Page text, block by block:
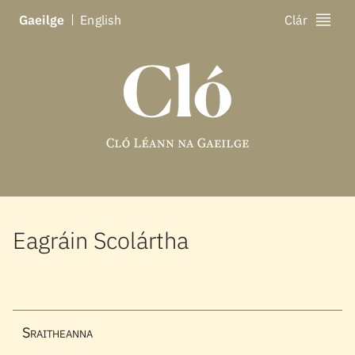
Gaeilge English Clár
Eagráin Scolártha
Sraitheanna